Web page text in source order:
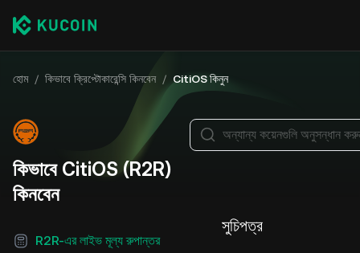
হোম / কিভাবে ক্রিপ্টোকারেন্সি কিনবেন / CitiOS কিনুন
কিভাবে CitiOS (R2R)
কিনবেন
R2R-এর লাইভ মূল্য রুপান্তর
অন্যান্য কয়েনগুলি অনুসন্ধান
সুচিপত্র